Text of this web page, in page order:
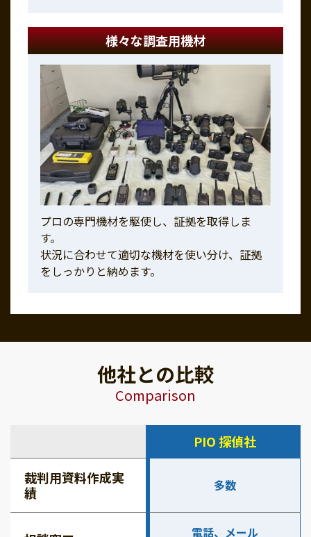
様々な調査用機材
プロの専門機材を駆使し、証拠を取得しま
す。
状況に合わせて適切な機材を使い分け、証拠
をしっかりと納めます。
他社との比較
Comparison
PIO 探偵社
裁判用資料作成実
績
多数
電話、メール